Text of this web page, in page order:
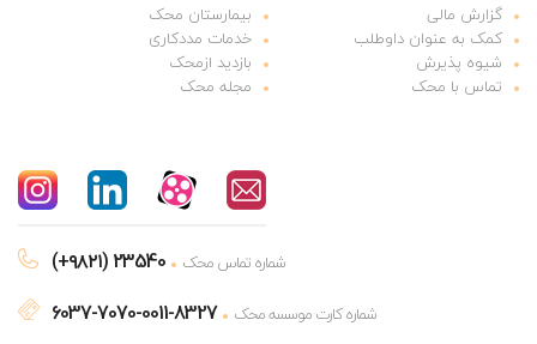
گزارش مالی
بیمارستان محک
کمک به عنوان داوطلب
خدمات مددکاری
شیوه پذیرش
بازدید ازمحک
تماس با محک
مجله محک
(+۹۸۲۱) 23540 شماره تماس محک
6037-7070-0011-8327 شماره کارت موسسه محک